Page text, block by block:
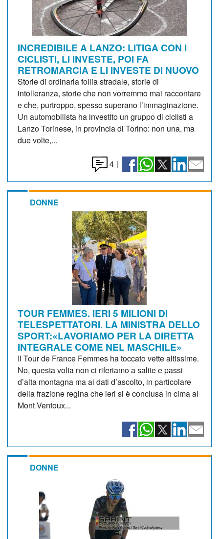
INCREDIBILE A LANZO: LITIGA CON I
CICLISTI, LI INVESTE, POI FA
RETROMARCIA E LI INVESTE DI NUOVO
Storie di ordinaria follia stradale, storie di
intolleranza, storie che non vorremmo mai raccontare
e che, purtroppo, spesso superano l’immaginazione.
Un automobilista ha investito un gruppo di ciclisti a
Lanzo Torinese, in provincia di Torino: non una, ma
due volte,...
4 |
DONNE
TOUR FEMMES. IERI 5 MILIONI DI
TELESPETTATORI. LA MINISTRA DELLO
SPORT:«LAVORIAMO PER LA DIRETTA
INTEGRALE COME NEL MASCHILE»
Il Tour de France Femmes ha toccato vette altissime.
No, questa volta non ci riferiamo a salite e passi
d’alta montagna ma ai dati d’ascolto, in particolare
della frazione regina che ieri si è conclusa in cima al
Mont Ventoux...
DONNE